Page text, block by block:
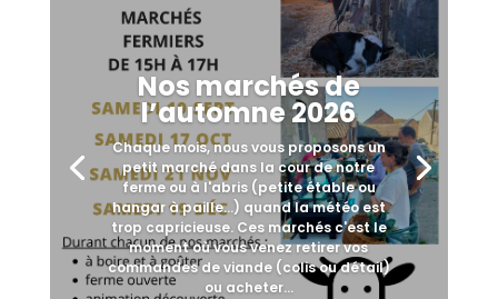
Nos marchés de
l’automne 2026
Chaque mois, nous vous proposons un
petit marché dans la cour de notre
ferme ou à l'abris (petite étable ou
hangar à paille...) quand la météo est
trop capricieuse. Ces marchés c'est le
moment où vous venez retirer vos
commandes de viande (colis ou détail)
ou acheter...